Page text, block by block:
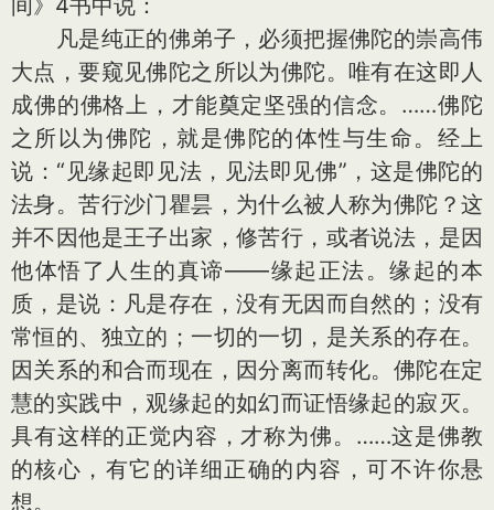
间》4书中说：
凡是纯正的佛弟子，必须把握佛陀的崇高伟
大点，要窥见佛陀之所以为佛陀。唯有在这即人
成佛的佛格上，才能奠定坚强的信念。……佛陀
之所以为佛陀，就是佛陀的体性与生命。经上
说：“见缘起即见法，见法即见佛”，这是佛陀的
法身。苦行沙门瞿昙，为什么被人称为佛陀？这
并不因他是王子出家，修苦行，或者说法，是因
他体悟了人生的真谛——缘起正法。缘起的本
质，是说：凡是存在，没有无因而自然的；没有
常恒的、独立的；一切的一切，是关系的存在。
因关系的和合而现在，因分离而转化。佛陀在定
慧的实践中，观缘起的如幻而证悟缘起的寂灭。
具有这样的正觉内容，才称为佛。……这是佛教
的核心，有它的详细正确的内容，可不许你悬
想。